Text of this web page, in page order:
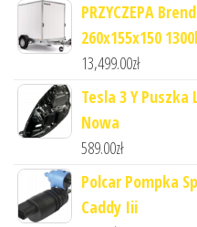
PRZYCZEPA
260x155x150
13,499.00zł
Tesla 3 Y Puszka
Nowa
589.00zł
Polcar Pompka
Caddy Iii